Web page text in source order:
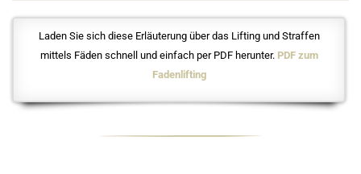
Laden Sie sich diese Erläuterung über das Lifting und Straffen
mittels Fäden schnell und einfach per PDF herunter. PDF zum
Fadenlifting